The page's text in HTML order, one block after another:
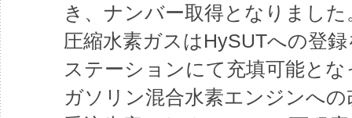
き、ナンバー取得となりました
圧縮水素ガスはHySUTへの登
ステーションにて充填可能と
ガソリン混合水素エンジンへ